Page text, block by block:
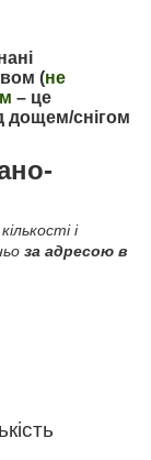
(не
– це
дощем/снігом
і
за адресою в